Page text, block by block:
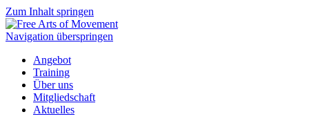
Zum Inhalt springen
Navigation überspringen
Angebot
Training
Über uns
Mitgliedschaft
Aktuelles